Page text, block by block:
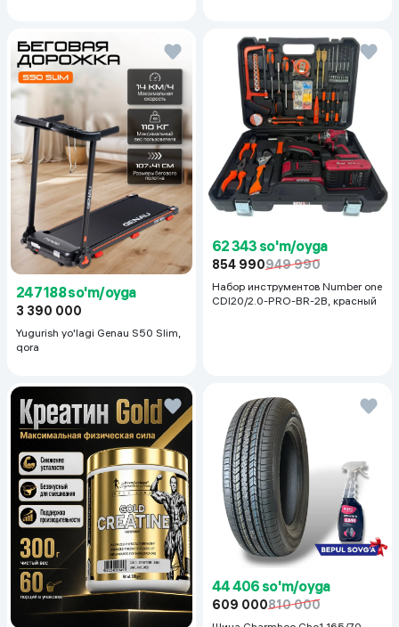
247 188 so'm/oyga
3 390 000
Yugurish yo'lagi Genau S50 Slim,
qora
62 343 so'm/oyga
854 990949 990
Набор инструментов Number one
CDI20/2.0-PRO-BR-2B, красный
44 406 so'm/oyga
609 000810 000